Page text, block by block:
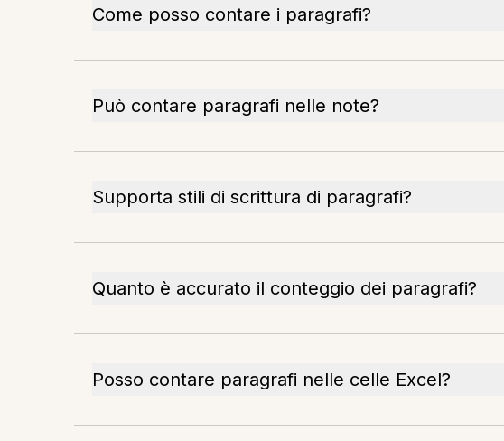
Come posso contare i paragrafi?
Può contare paragrafi nelle note?
Supporta stili di scrittura di paragrafi?
Quanto è accurato il conteggio dei paragrafi?
Posso contare paragrafi nelle celle Excel?